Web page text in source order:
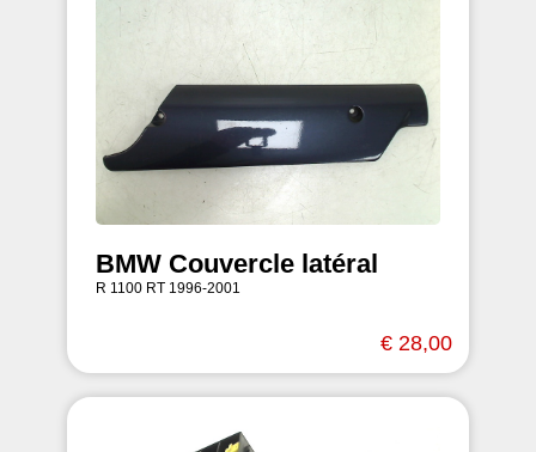
BMW Couvercle latéral
R 1100 RT 1996-2001
€ 28,00